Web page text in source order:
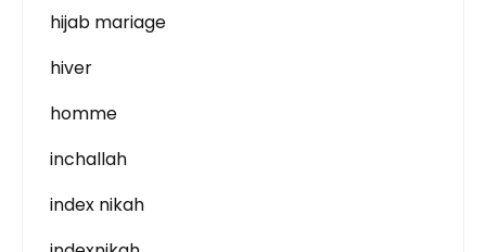
hijab mariage
hiver
homme
inchallah
index nikah